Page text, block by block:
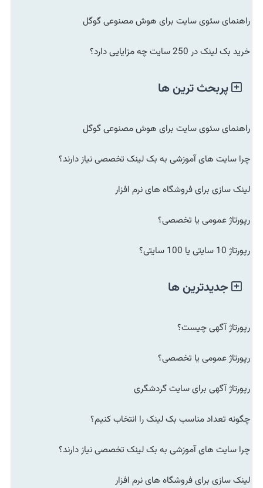
راهنمای سئوی سایت برای هوش مصنوعی گوگل
خرید بک لینک در 250 سایت چه مزایایی دارد؟
پربحث ترین ها
راهنمای سئوی سایت برای هوش مصنوعی گوگل
چرا سایت های آموزشی به بک لینک تخصصی نیاز دارند؟
لینک سازی برای فروشگاه های نرم افزار
رپورتاژ عمومی یا تخصصی؟
رپورتاژ 10 سایتی یا 100 سایتی؟
جدیدترین ها
رپورتاژ آگهی چیست؟
رپورتاژ عمومی یا تخصصی؟
رپورتاژ آگهی برای سایت گردشگری
چگونه تعداد مناسب بک لینک را انتخاب کنیم؟
چرا سایت های آموزشی به بک لینک تخصصی نیاز دارند؟
لینک سازی برای فروشگاه های نرم افزار